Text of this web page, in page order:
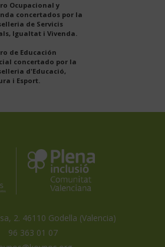
Ocupacional y
concertados por la
de Servicis
Igualtat i Vivenda.
de Educación
concertado por la
d'Educació,
i Esport.
Koynos
Coopertiva
Valenciana
miembro
Inclusión
Comunidad
Valenciana
2. 46110 Godella (Valencia)
96 363 01 07